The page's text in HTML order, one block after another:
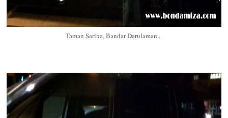
Taman Sarina, Bandar Darulaman..